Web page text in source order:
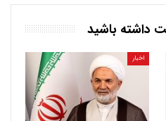
باشید
اخبار